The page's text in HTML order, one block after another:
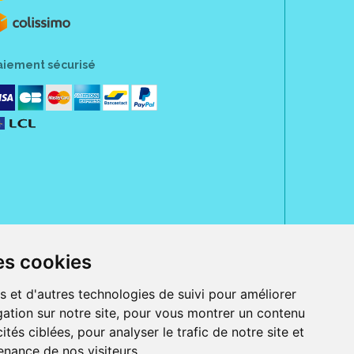
cookies
et d'autres technologies de suivi pour améliorer
sur notre site, pour vous montrer un contenu
ciblées, pour analyser le trafic de notre site et
de nos visiteurs.
sécurisé
Jeanne d' Harcourt, 80300 Albert.
ordonnance.
et iPod touch), ou sur Google Play (pour Androïd 5.0 ou version
Bancontact, PayPal.